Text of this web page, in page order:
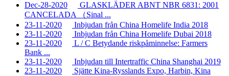
Dec-28-2020
GLASKLÄDER ABNT NBR 6831: 2001
CANCELADA （Sinal ...
23-11-2020
Inbjudan från China Homelife India 2018
23-11-2020
Inbjudan från China Homelife Dubai 2018
23-11-2020
L / C Betydande riskpåminnelse: Farmers
Bank ...
23-11-2020
Inbjudan till Intertraffic China Shanghai 2019
23-11-2020
Sjätte Kina-Rysslands Expo, Harbin, Kina